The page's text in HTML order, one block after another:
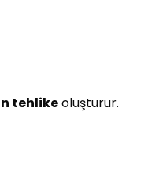
tehlikeoluşturur.